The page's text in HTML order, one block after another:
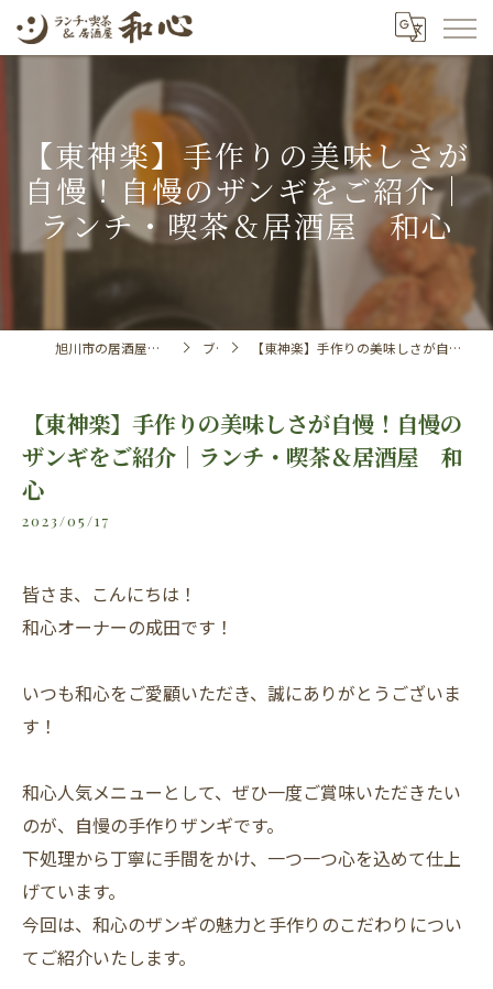
【東神楽】手作りの美味しさが
自慢！自慢のザンギをご紹介｜
ランチ・喫茶＆居酒屋 和心
旭川市の居酒屋ならランチ・喫茶＆居酒屋 和心 ブログ 【東神楽】手作りの美味しさが自慢！自慢のザンギをご紹介｜ランチ・喫茶＆居酒屋 和心
【東神楽】手作りの美味しさが自慢！自慢の
ザンギをご紹介｜ランチ・喫茶＆居酒屋 和
心
2023/05/17
皆さま、こんにちは！
和心オーナーの成田です！
いつも和心をご愛顧いただき、誠にありがとうございま
す！
和心人気メニューとして、ぜひ一度ご賞味いただきたい
のが、自慢の手作りザンギです。
下処理から丁寧に手間をかけ、一つ一つ心を込めて仕上
げています。
今回は、和心のザンギの魅力と手作りのこだわりについ
てご紹介いたします。